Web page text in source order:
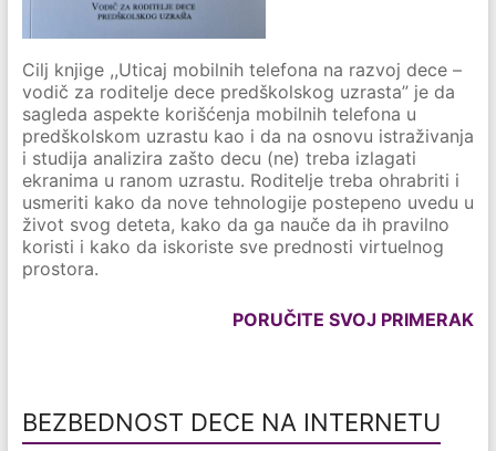
Cilj knjige ,,Uticaj mobilnih telefona na razvoj dece –
vodič za roditelje dece predškolskog uzrasta” je da
sagleda aspekte korišćenja mobilnih telefona u
predškolskom uzrastu kao i da na osnovu istraživanja
i studija analizira zašto decu (ne) treba izlagati
ekranima u ranom uzrastu. Roditelje treba ohrabriti i
usmeriti kako da nove tehnologije postepeno uvedu u
život svog deteta, kako da ga nauče da ih pravilno
koristi i kako da iskoriste sve prednosti virtuelnog
prostora.
PORUČITE SVOJ PRIMERAK
BEZBEDNOST DECE NA INTERNETU